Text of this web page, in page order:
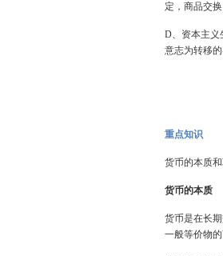
定，商品交
D、资本主义
意志为转移
重点知识
货币的本质
货币的本质
货币是在长
一般等价物